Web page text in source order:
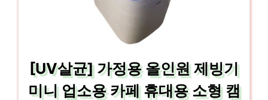
[UV살균] 가정용 올인원 제빙기
미니 업소용 카페 휴대용 소형 캠